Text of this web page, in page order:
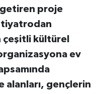
getiren proje
tiyatrodan
kültürel
ev
alanları, gençlerin